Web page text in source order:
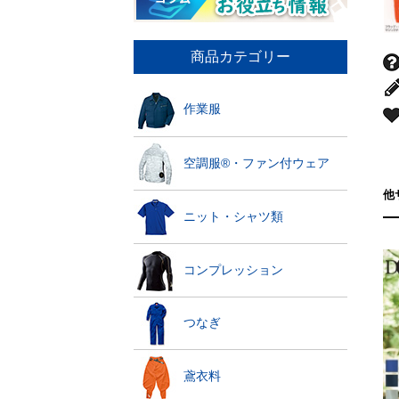
商品カテゴリー
作業服
空調服®・ファン付ウェア
ニット・シャツ類
コンプレッション
つなぎ
鳶衣料
他